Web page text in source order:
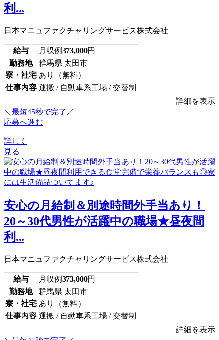
利...
日本マニュファクチャリングサービス株式会社
給与 月収例373,000円
勤務地
群馬県 太田市
寮・社宅 あり（無料）
仕事内容 運搬 / 自動車系工場 / 交替制
詳細を表示
＼最短45秒で完了／
応募へ進む
詳しく
見る
安心の月給制＆別途時間外手当あり！
20～30代男性が活躍中の職場★昼夜間
利...
日本マニュファクチャリングサービス株式会社
給与 月収例373,000円
勤務地
群馬県 太田市
寮・社宅 あり（無料）
仕事内容 運搬 / 自動車系工場 / 交替制
詳細を表示